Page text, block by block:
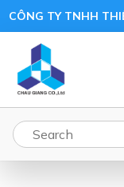
Cân
Kỹ
Thuật,
Cân
Phân